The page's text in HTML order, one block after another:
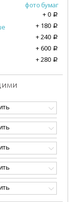
фото бумаг
+0 a
+ 180 a
+240 a
+600 a
+280 a